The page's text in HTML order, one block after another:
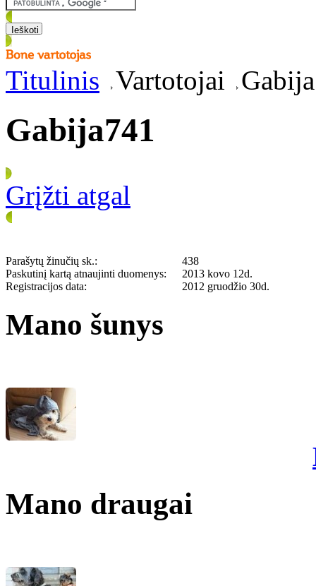
Titulinis Vartotojai
Gabija741
Grįžti atgal
Parašytų žinučių sk.:
438
Paskutinį kartą atnaujinti duomenys:
2013 kovo 12d.
Registracijos data:
2012 gruodžio 30d.
Mano šunys
Mano draugai